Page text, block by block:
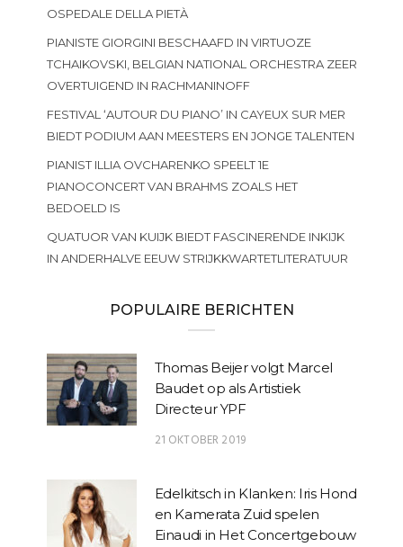
OSPEDALE DELLA PIETÀ
PIANISTE GIORGINI BESCHAAFD IN VIRTUOZE
TCHAIKOVSKI, BELGIAN NATIONAL ORCHESTRA ZEER
OVERTUIGEND IN RACHMANINOFF
FESTIVAL ‘AUTOUR DU PIANO’ IN CAYEUX SUR MER
BIEDT PODIUM AAN MEESTERS EN JONGE TALENTEN
PIANIST ILLIA OVCHARENKO SPEELT 1E
PIANOCONCERT VAN BRAHMS ZOALS HET
BEDOELD IS
QUATUOR VAN KUIJK BIEDT FASCINERENDE INKIJK
IN ANDERHALVE EEUW STRIJKKWARTETLITERATUUR
POPULAIRE BERICHTEN
Thomas Beijer volgt Marcel
Baudet op als Artistiek
Directeur YPF
21 OKTOBER 2019
Edelkitsch in Klanken: Iris Hond
en Kamerata Zuid spelen
Einaudi in Het Concertgebouw